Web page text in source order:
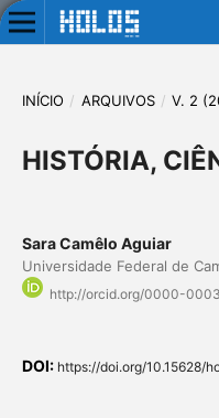
INÍCIO / ARQUIVOS / V. 2
HISTÓRIA,
Sara Camêlo Aguiar
Universidade Federal de
http://orcid.org/0000-
DOI: https://doi.org/10.15628/